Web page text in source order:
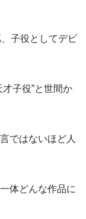
子役としてデビ
子役”と世間か
ではないほど人
体どんな作品に